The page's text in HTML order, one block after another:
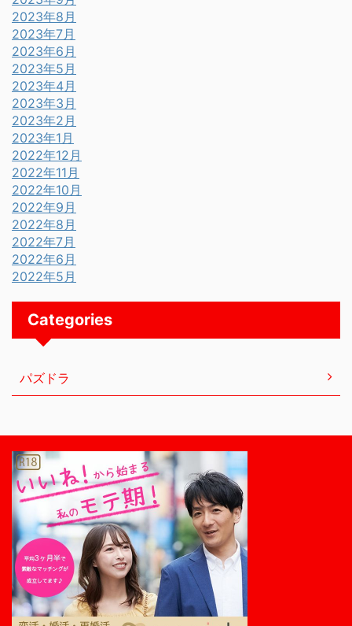
2023年8月
2023年7月
2023年6月
2023年5月
2023年4月
2023年3月
2023年2月
2023年1月
2022年12月
2022年11月
2022年10月
2022年9月
2022年8月
2022年7月
2022年6月
2022年5月
Categories
パズドラ